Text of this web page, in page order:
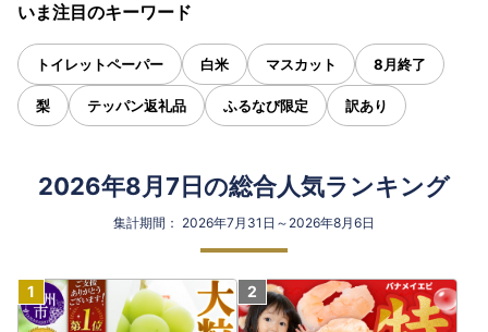
いま注目のキーワード
トイレットペーパー 白米 マスカット 8月終了
梨 テッパン返礼品 ふるなび限定 訳あり
2026年8月7日の総合人気ランキング
集計期間： 2026年7月31日～2026年8月6日